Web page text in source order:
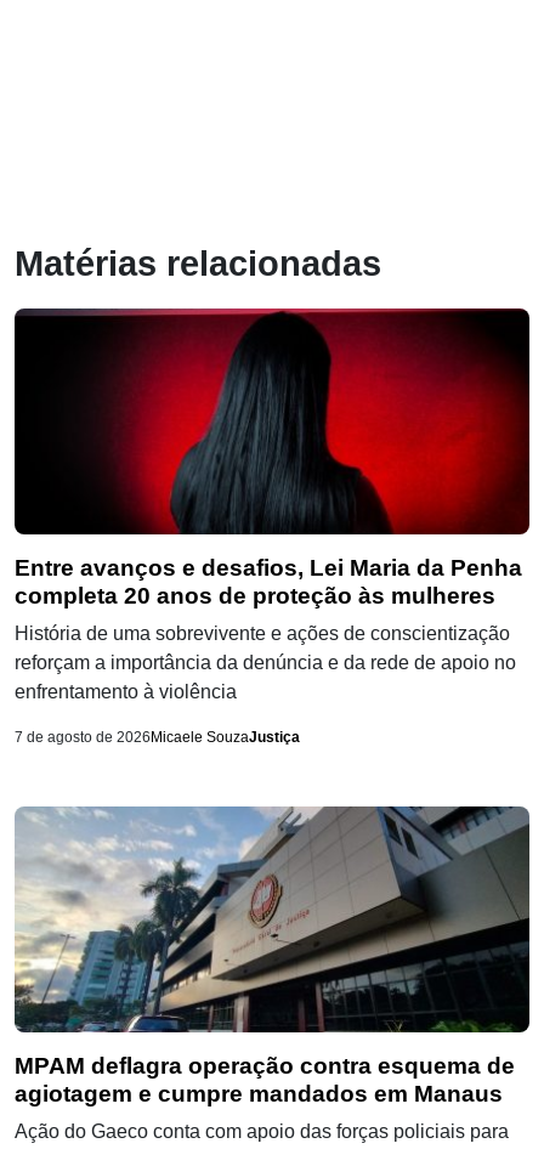
Matérias relacionadas
Entre avanços e desafios, Lei Maria da Penha
completa 20 anos de proteção às mulheres
História de uma sobrevivente e ações de conscientização
reforçam a importância da denúncia e da rede de apoio no
enfrentamento à violência
7 de agosto de 2026 Micaele SouzaJustiça
MPAM deflagra operação contra esquema de
agiotagem e cumpre mandados em Manaus
Ação do Gaeco conta com apoio das forças policiais para